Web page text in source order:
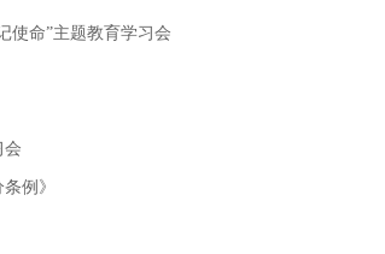
使命”主题教育学习会
会
例》